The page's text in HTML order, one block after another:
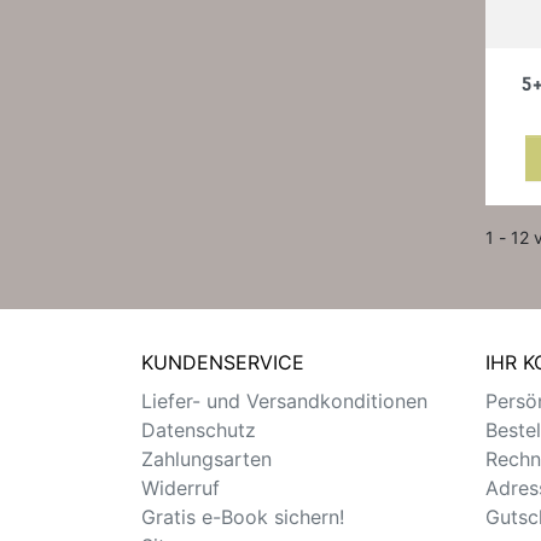
1 - 12
KUNDENSERVICE
Liefer- und Versandkonditionen
Datenschutz
Zahlungsarten
Widerruf
Gratis e-Book sichern!
IHR